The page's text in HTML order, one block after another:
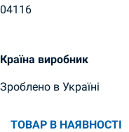
04116
Країна виробник
Зроблено в Україні
ТОВАР В НАЯВНОСТІ